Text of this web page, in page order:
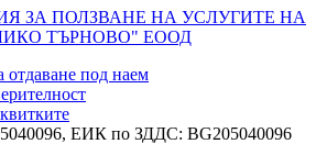
ЗА ПОЛЗВАНЕ НА УСЛУГИТЕ НА
ТЪРНОВО" ЕООД
под наем
ЕИК по ЗДДС: BG205040096